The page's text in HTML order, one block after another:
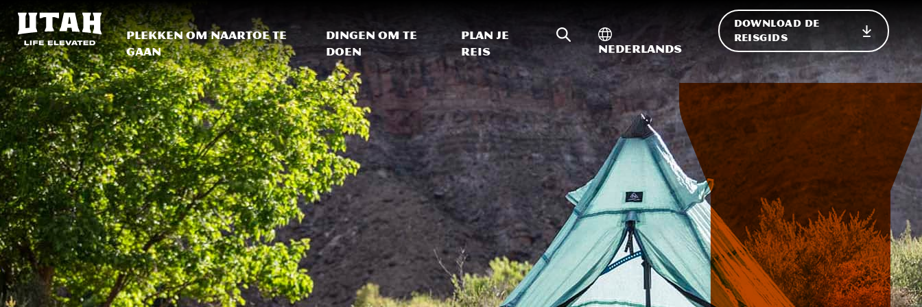
Skip to content
Plekken om naartoe te
gaan
Dingen om te
doen
Plan je
reis
Zoeken op de site
Internationale weergave in-/uitschakelen
Nederlands
DOWNLOAD DE
REISGIDS